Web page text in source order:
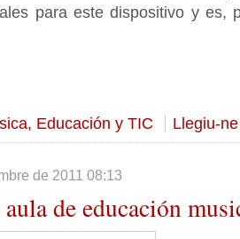
para este dispositivo y es,
Educación y TIC Llegiu-
de 2011 08:13
de educación